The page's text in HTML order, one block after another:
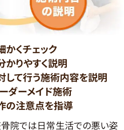
かくチェック
かりやすく説明
して行う施術内容を説明
ダーメイド施術
の注意点を指導
院では日常生活での悪い姿